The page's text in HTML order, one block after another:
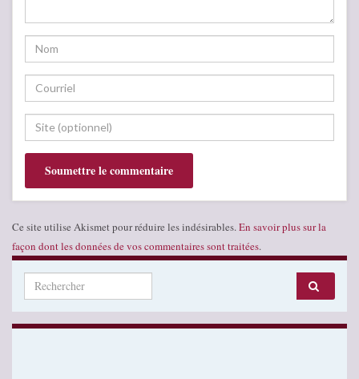
Ce site utilise Akismet pour réduire les indésirables. En savoir plus sur la
façon dont les données de vos commentaires sont traitées.
Search for: